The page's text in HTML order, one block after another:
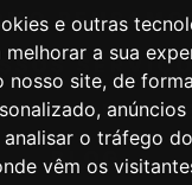
e outras
a sua
nosso site, de
anúncios
o tráfego
vêm os
&
BLOG